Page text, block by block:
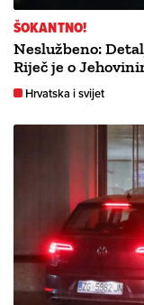
ŠOKANTNO!
Neslužbeno:
Riječ je o
Hrvatska i svijet